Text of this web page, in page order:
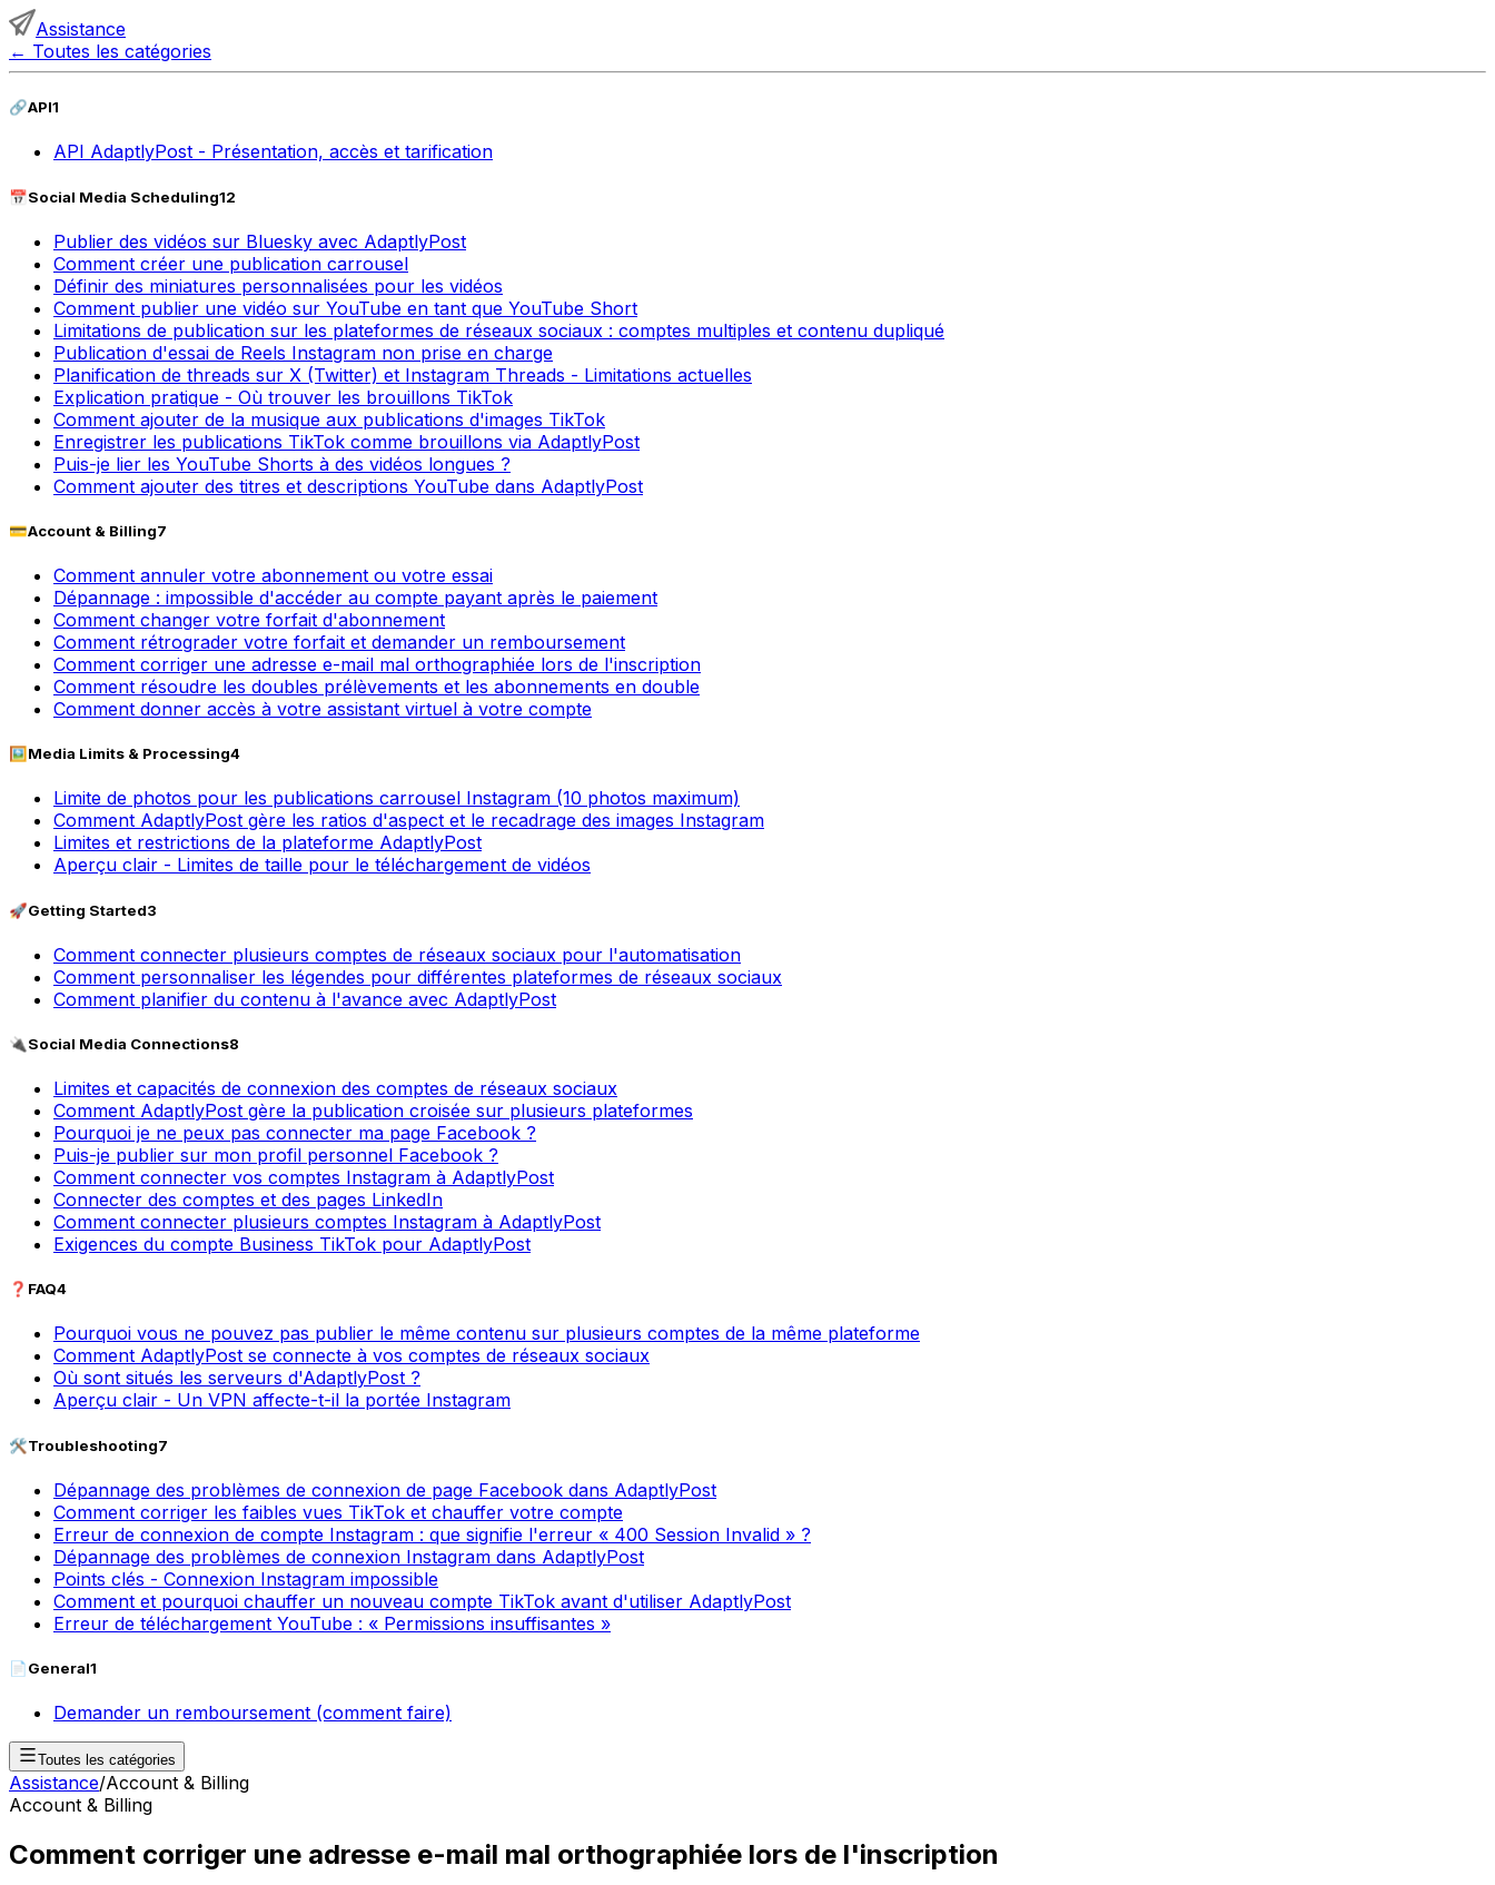
Assistance
← Toutes les catégories
🔗API1
API AdaptlyPost - Présentation, accès et tarification
📅Social Media Scheduling12
Publier des vidéos sur Bluesky avec AdaptlyPost
Comment créer une publication carrousel
Définir des miniatures personnalisées pour les vidéos
Comment publier une vidéo sur YouTube en tant que YouTube Short
Limitations de publication sur les plateformes de réseaux sociaux : comptes multiples et contenu dupliqué
Publication d'essai de Reels Instagram non prise en charge
Planification de threads sur X (Twitter) et Instagram Threads - Limitations actuelles
Explication pratique - Où trouver les brouillons TikTok
Comment ajouter de la musique aux publications d'images TikTok
Enregistrer les publications TikTok comme brouillons via AdaptlyPost
Puis-je lier les YouTube Shorts à des vidéos longues ?
Comment ajouter des titres et descriptions YouTube dans AdaptlyPost
💳Account & Billing7
Comment annuler votre abonnement ou votre essai
Dépannage : impossible d'accéder au compte payant après le paiement
Comment changer votre forfait d'abonnement
Comment rétrograder votre forfait et demander un remboursement
Comment corriger une adresse e-mail mal orthographiée lors de l'inscription
Comment résoudre les doubles prélèvements et les abonnements en double
Comment donner accès à votre assistant virtuel à votre compte
🖼️ Media Limits & Processing4
Limite de photos pour les publications carrousel Instagram (10 photos maximum)
Comment AdaptlyPost gère les ratios d'aspect et le recadrage des images Instagram
Limites et restrictions de la plateforme AdaptlyPost
Aperçu clair - Limites de taille pour le téléchargement de vidéos
🚀Getting Started3
Comment connecter plusieurs comptes de réseaux sociaux pour l'automatisation
Comment personnaliser les légendes pour différentes plateformes de réseaux sociaux
Comment planifier du contenu à l'avance avec AdaptlyPost
🔌Social Media Connections8
Limites et capacités de connexion des comptes de réseaux sociaux
Comment AdaptlyPost gère la publication croisée sur plusieurs plateformes
Pourquoi je ne peux pas connecter ma page Facebook ?
Puis-je publier sur mon profil personnel Facebook ?
Comment connecter vos comptes Instagram à AdaptlyPost
Connecter des comptes et des pages LinkedIn
Comment connecter plusieurs comptes Instagram à AdaptlyPost
Exigences du compte Business TikTok pour AdaptlyPost
❓ FAQ4
Pourquoi vous ne pouvez pas publier le même contenu sur plusieurs comptes de la même plateforme
Comment AdaptlyPost se connecte à vos comptes de réseaux sociaux
Où sont situés les serveurs d'AdaptlyPost ?
Aperçu clair - Un VPN affecte-t-il la portée Instagram
🛠️Troubleshooting7
Dépannage des problèmes de connexion de page Facebook dans AdaptlyPost
Comment corriger les faibles vues TikTok et chauffer votre compte
Erreur de connexion de compte Instagram : que signifie l'erreur « 400 Session Invalid » ?
Dépannage des problèmes de connexion Instagram dans AdaptlyPost
Points clés - Connexion Instagram impossible
Comment et pourquoi chauffer un nouveau compte TikTok avant d'utiliser AdaptlyPost
Erreur de téléchargement YouTube : « Permissions insuffisantes »
📄General1
Demander un remboursement (comment faire)
Toutes les catégories
Assistance/Account & Billing
Account & Billing
Comment corriger une adresse e-mail mal orthographiée lors de l'inscription